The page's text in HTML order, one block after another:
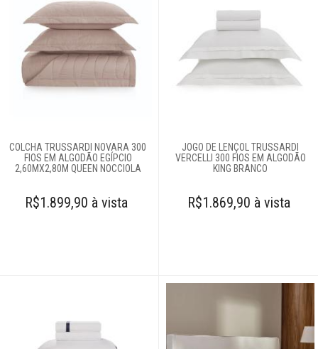
COLCHA TRUSSARDI NOVARA 300
FIOS EM ALGODÃO EGÍPCIO
2,60MX2,80M QUEEN NOCCIOLA
R$1.899,90 à vista
JOGO DE LENÇOL TRUSSARDI
VERCELLI 300 FIOS EM ALGODÃO
KING BRANCO
R$1.869,90 à vista